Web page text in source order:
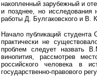
накопленный зарубежный и
и позднее, но исследования
работы Д. Булгаковского и В.
Начало публикаций
практически не
проблем следует назвать
винопития, рассмотрев
российского человека в
государственно-правового